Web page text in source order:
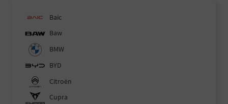
Baic
Baw
BMW
BYD
Citroën
Cupra